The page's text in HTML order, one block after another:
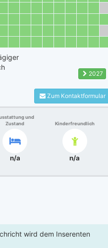
2027
Zum Kontaktformular
und
Zustand
n/a
Kinderfreundlich
n/a
wird dem Inserenten